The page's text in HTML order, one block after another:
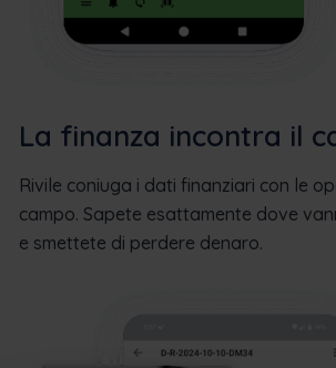
La finanza incontra il
Rivile coniuga i dati finanziari con le
campo. Sapete esattamente dove
e smettete di perdere denaro.